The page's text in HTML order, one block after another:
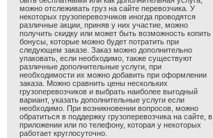
можно отслеживать груз на сайте перевозчика. У
некоторых грузоперевозчиков иногда проводятся
различные акции, приняв у них участие, можно
получить скидку или может быть возможность копить
бонусы, которые можно будет потратить при
следующем заказе. Заказ можно дополнительно
упаковать, если необходимо, также существуют
различные дополнительные услуги, при
необходимости их можно добавить при оформлении
заказа. Можно сравнить цены нескольких
грузоперевозчиков и выбрать наиболее выгодный
вариант, указать дополнительные услуги если
необходимо. При возникновении вопросов, можно
обратиться в поддержку грузоперевозчика на сайте, в
приложении или по телефону, которая у некоторых
работает круглосуточно.